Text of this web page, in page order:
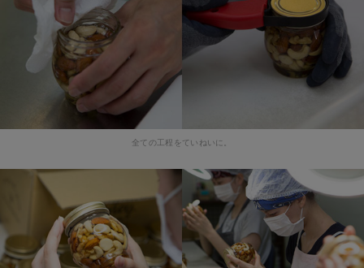
全ての工程をていねいに。